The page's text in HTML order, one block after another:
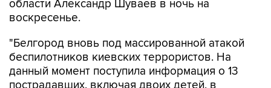
"Белгород вновь под массированной атакой
данный момент поступила информация о 13
пострадавших, включая двоих детей, в
результате прилетов", - написал Шуваев в